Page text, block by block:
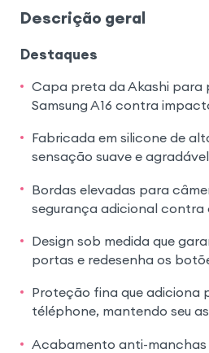
Descrição geral
Destaques
Capa preta da Akashi para
Samsung A16 contra
Fabricada em silicone de
sensação suave e
Bordas elevadas para
segurança adicional contra
Design sob medida que
portas e redesenha os
Proteção fina que adiciona
téléphone, mantendo seu
Acabamento anti-manchas